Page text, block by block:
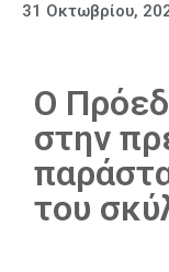
31 Οκτωβρίου,
Ο
στην
του